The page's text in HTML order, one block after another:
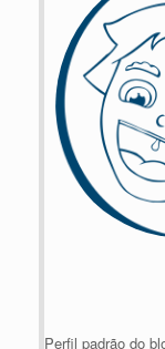
Perfil padrão do